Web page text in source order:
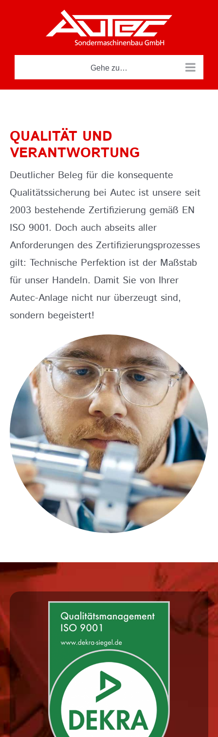
Gehe zu…
QUALITÄT UND
VERANTWORTUNG
Deutlicher Beleg für die konsequente
Qualitätssicherung bei Autec ist unsere seit
2003 bestehende Zertifizierung gemäß EN
ISO 9001. Doch auch abseits aller
Anforderungen des Zertifizierungsprozesses
gilt: Technische Perfektion ist der Maßstab
für unser Handeln. Damit Sie von Ihrer
Autec-Anlage nicht nur überzeugt sind,
sondern begeistert!